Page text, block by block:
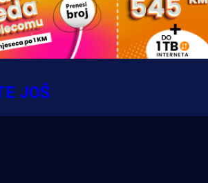
BiH
razvili posebnu parolu!
JOŠ